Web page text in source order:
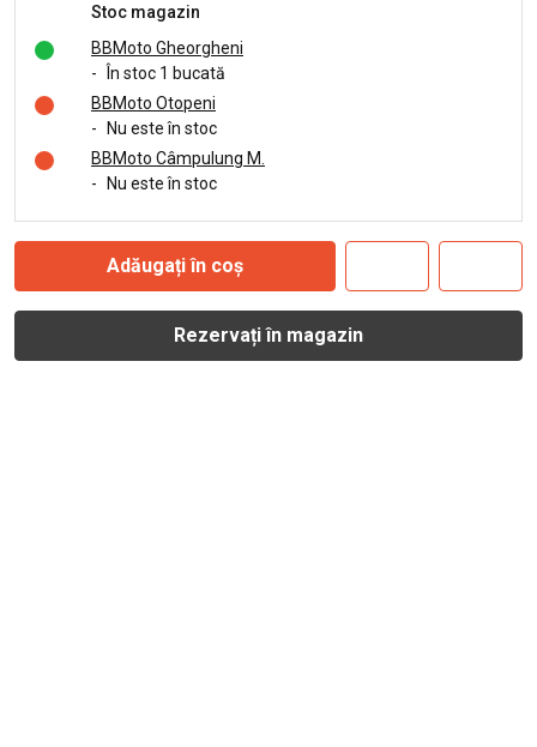
Stoc magazin
BBMoto Gheorgheni
-
În stoc 1 bucată
BBMoto Otopeni
-
Nu este în stoc
BBMoto Câmpulung M.
-
Nu este în stoc
Adăugați în coș
Rezervați în magazin